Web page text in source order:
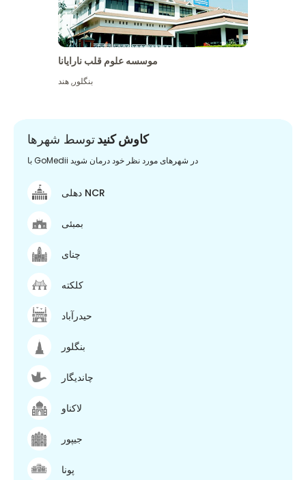
موسسه علوم قلب نارایانا
بنگلور,هند
کاوش کنیدتوسط شهرها
با GoMedii در شهرهای مورد نظر خود درمان شوید
دهلی NCR
بمبئی
چنای
کلکته
حیدرآباد
بنگلور
چاندیگار
لاکناو
جیپور
پونا